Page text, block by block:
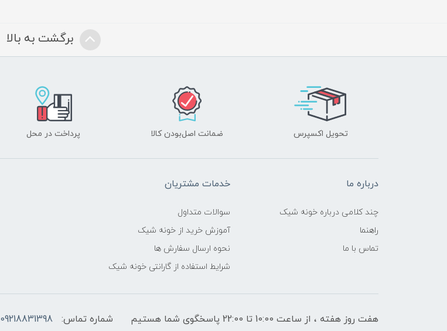
برگشت به بالا
تحویل اکسپرس ضمانت اصل‌بودن کالا پرداخت در محل
درباره ما
چند کلامی درباره خونه شیک
راهنما
تماس با ما
خدمات مشتریان
سوالات متداول
آموزش خرید از خونه شیک
نحوه ارسال سفارش ها
شرایط استفاده از گارانتی خونه شیک
هفت روز هفته ، از ساعت 10:00 تا 22:00 پاسخگوی شما هستیم شماره تماس: 09218831398